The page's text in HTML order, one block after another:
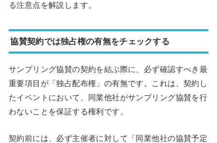
る注意点を解説します。
協賛契約では独占権の有無をチェックする
サンプリング協賛の契約を結ぶ際に、必ず確認すべき最
重要項目が「独占配布権」の有無です。これは、契約し
たイベントにおいて、同業他社がサンプリング協賛を行
わないことを保証する権利です。
契約前には、必ず主催者に対して「同業他社の協賛予定